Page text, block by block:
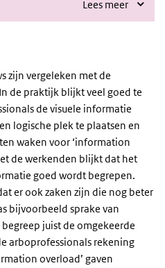
Lees meer
zijn vergeleken met de
de praktijk blijkt veel goed te
de visuele informatie
logische plek te plaatsen en
waken voor ‘information
de werkenden blijkt dat het
goed wordt begrepen.
er ook zaken zijn die nog beter
bijvoorbeeld sprake van
juist de omgekeerde
arboprofessionals rekening
overload’ gaven